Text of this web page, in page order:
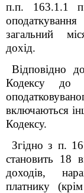
п.п. 163.1.1
загальний
дохід.
Відповідно
Кодексу до
включаються
Кодексу.
Згідно з п.
становить 18
доходів,
платнику